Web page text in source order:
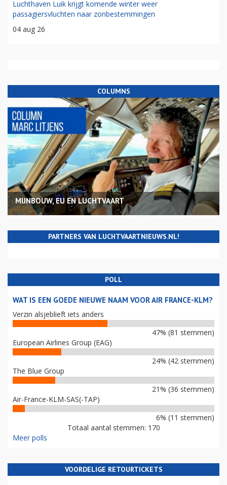
Luchthaven Luik krijgt komende winter weer
passagiersvluchten naar zonbestemmingen
04 aug 26
COLUMNS
MIJNBOUW, EU EN LUCHTVAART
PARTNERS VAN LUCHTVAARTNIEUWS.NL!
POLL
WAT IS EEN GOEDE NIEUWE NAAM VOOR AIR FRANCE-KLM?
Verzin alsjeblieft iets anders
47% (81 stemmen)
European Airlines Group (EAG)
24% (42 stemmen)
The Blue Group
21% (36 stemmen)
Air-France-KLM-SAS(-TAP)
6% (11 stemmen)
Totaal aantal stemmen: 170
Meer polls
VOORDELIGE RETOURTICKETS